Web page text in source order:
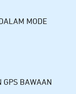
MODE
BAWAAN